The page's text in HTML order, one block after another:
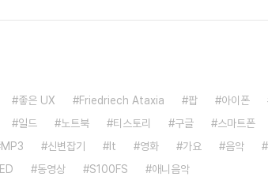
좋은 UX Friedriech Ataxia 팝 아이폰
일드 노트북 티스토리 구글 스마트폰
MP3 신변잡기 It 영화 가요 음악
ED 동영상 S100FS 애니음악